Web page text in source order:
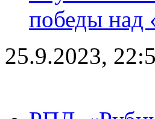
победы над
25.9.2023,